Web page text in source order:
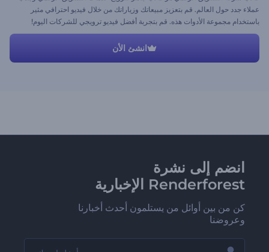
عملاء جدد حول العالم. قم بتعزيز مبيعاتك وزياراتك من خلال فيديو احترافي مثير
باستخدام مجموعة الأدوات هذه. قم بتجربة أفضل فيديو ترويجي للشركات اليوم!
انشئ الأن
انضم إلى نشرة
Renderforest الإخبارية
كن من بين أوائل من يستلمون أحدث أخبارنا
وعروضنا